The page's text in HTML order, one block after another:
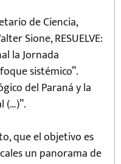
de Ciencia,
Sione, RESUELVE:
la Jornada
sistémico”.
del Paraná y la
(…)”.
que el objetivo es
un panorama de